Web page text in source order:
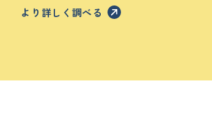
より詳しく調べる